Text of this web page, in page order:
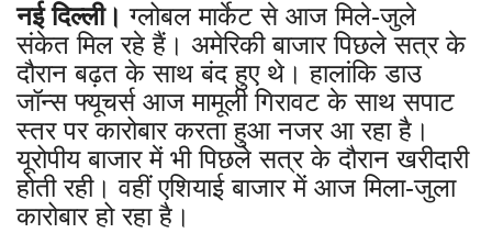
नई दिल्ली। ग्लोबल मार्केट से आज मिले-जुले
संकेत मिल रहे हैं। अमेरिकी बाजार पिछले सत्र के
दौरान बढ़त के साथ बंद हुए थे। हालांकि डाउ
जॉन्स फ्यूचर्स आज मामूली गिरावट के साथ सपाट
स्तर पर कारोबार करता हुआ नजर आ रहा है।
यूरोपीय बाजार में भी पिछले सत्र के दौरान खरीदारी
होती रही। वहीं एशियाई बाजार में आज मिला-जुला
कारोबार हो रहा है।